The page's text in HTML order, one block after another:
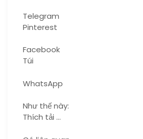
Telegram
Pinterest
Facebook
Túi
WhatsApp
Như thế này:
Thích tải …